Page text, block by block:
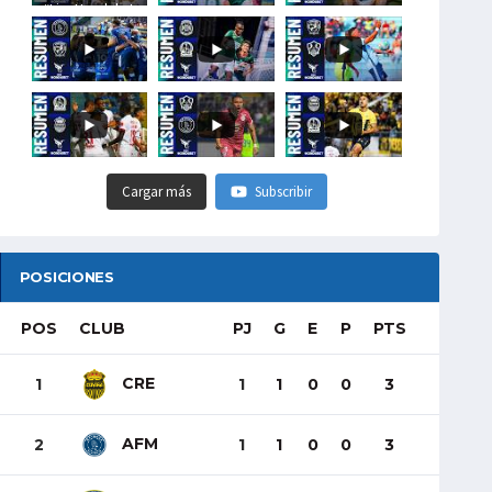
#LigaHondubet
Cargar más Subscribir
POSICIONES
POS CLUB PJ G E P PTS
1 CRE 1 1 0 0 3
2 AFM 1 1 0 0 3